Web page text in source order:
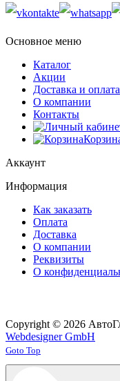
Основное меню
Каталог
Акции
Доставка и оплата
О компании
Контакты
Аккаунт
Информация
Как заказать
Оплата
Доставка
О компании
Реквизиты
О
Copyright © 2026
Webdesigner GmbH
Joomla! 3 Templates
Goto Top